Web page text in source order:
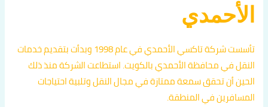
الأحمدي
تأسست شركة تاكسي الأحمدي في عام 1998 وبدأت بتقديم خدمات
النقل في محافظة الأحمدي بالكويت. استطاعت الشركة منذ ذلك
الحين أن تحقق سمعة ممتازة في مجال النقل وتلبية احتياجات
المسافرين في المنطقة.